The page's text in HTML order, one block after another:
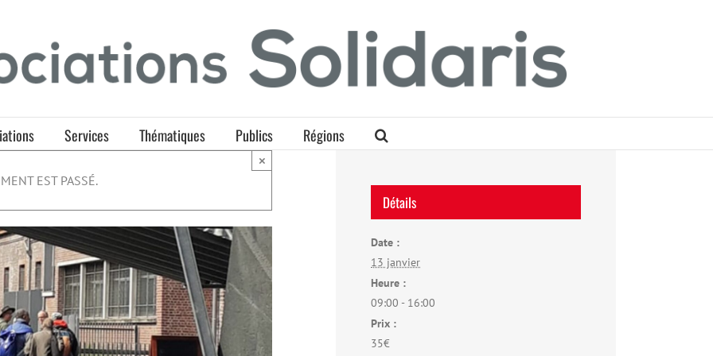
Services Thématiques Publics Régions
EST PASSÉ.
×
Détails
Date :
13 janvier
Heure :
09:00 - 16:00
Prix :
35€